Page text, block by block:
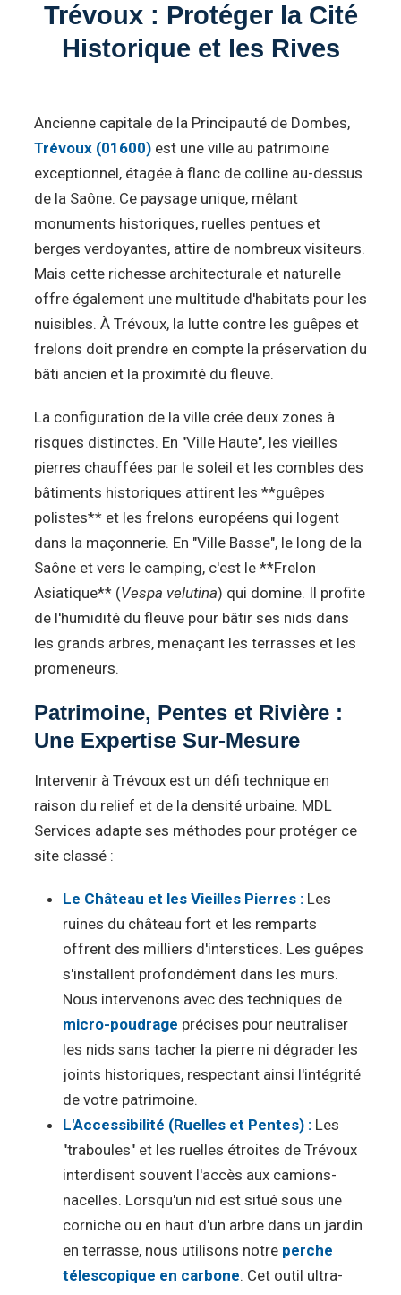
Trévoux : Protéger la Cité
Historique et les Rives
Ancienne capitale de la Principauté de Dombes,
Trévoux (01600) est une ville au patrimoine
exceptionnel, étagée à flanc de colline au-dessus
de la Saône. Ce paysage unique, mêlant
monuments historiques, ruelles pentues et
berges verdoyantes, attire de nombreux visiteurs.
Mais cette richesse architecturale et naturelle
offre également une multitude d'habitats pour les
nuisibles. À Trévoux, la lutte contre les guêpes et
frelons doit prendre en compte la préservation du
bâti ancien et la proximité du fleuve.
La configuration de la ville crée deux zones à
risques distinctes. En "Ville Haute", les vieilles
pierres chauffées par le soleil et les combles des
bâtiments historiques attirent les **guêpes
polistes** et les frelons européens qui logent
dans la maçonnerie. En "Ville Basse", le long de la
Saône et vers le camping, c'est le **Frelon
Asiatique** (Vespa velutina) qui domine. Il profite
de l'humidité du fleuve pour bâtir ses nids dans
les grands arbres, menaçant les terrasses et les
promeneurs.
Patrimoine, Pentes et Rivière :
Une Expertise Sur-Mesure
Intervenir à Trévoux est un défi technique en
raison du relief et de la densité urbaine. MDL
Services adapte ses méthodes pour protéger ce
site classé :
Le Château et les Vieilles Pierres : Les
ruines du château fort et les remparts
offrent des milliers d'interstices. Les guêpes
s'installent profondément dans les murs.
Nous intervenons avec des techniques de
micro-poudrage précises pour neutraliser
les nids sans tacher la pierre ni dégrader les
joints historiques, respectant ainsi l'intégrité
de votre patrimoine.
L'Accessibilité (Ruelles et Pentes) : Les
"traboules" et les ruelles étroites de Trévoux
interdisent souvent l'accès aux camions-
nacelles. Lorsqu'un nid est situé sous une
corniche ou en haut d'un arbre dans un jardin
en terrasse, nous utilisons notre perche
télescopique en carbone. Cet outil ultra-